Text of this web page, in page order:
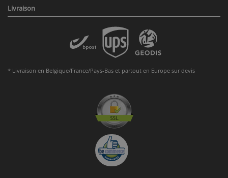
Livraison
* Livraison en Belgique/France/Pays-Bas et partout en Europe sur devis